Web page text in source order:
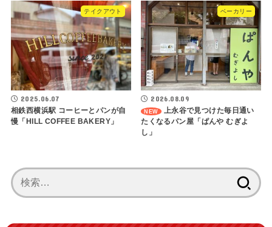
テイクアウト
2025.06.07
相鉄西横浜駅 コーヒーとパンが自
慢「HILL COFFEE BAKERY」
ベーカリー
2026.08.09
上永谷で見つけた毎日通い
たくなるパン屋「ぱんや むぎよ
し」
索: